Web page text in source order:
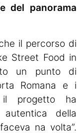
del panorama
il percorso di
Street Food in
un punto di
Romana e i
il progetto ha
della
na volta”.